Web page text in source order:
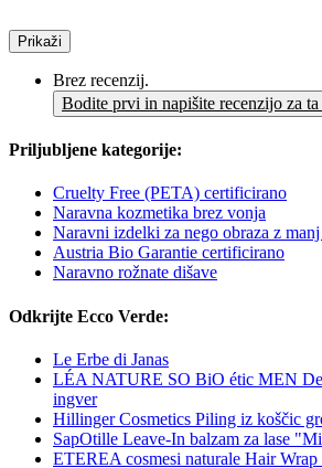
Prikaži
Brez recenzij.
Bodite prvi in napišite recenzijo za
Priljubljene kategorije:
Cruelty Free (PETA) certificirano
Naravna kozmetika brez vonja
Naravni izdelki za nego obraza z
Austria Bio Garantie certificirano
Naravno rožnate dišave
Odkrijte Ecco Verde:
Le Erbe di Janas
LÉA NATURE SO BiO étic MEN
ingver
Hillinger Cosmetics Piling iz koščic
SapOtille Leave-In balzam za lase
ETEREA cosmesi naturale Hair Wrap